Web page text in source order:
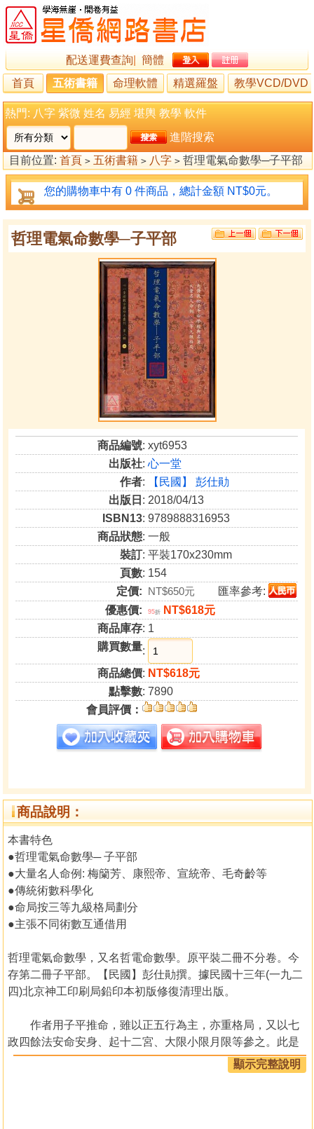
配送運費查詢
簡體
首頁
五術書籍 命理軟體 精選羅盤 教學VCD/DVD
熱門: 八字 紫微 姓名 易經 堪輿 教學 軟件
進階搜索
目前位置: 首頁 > 五術書籍 > 八字 > 哲理電氣命數學─子平部
您的購物車中有 0 件商品，總計金額 NT$0元。
哲理電氣命數學─子平部
商品編號: xyt6953
出版社:心一堂
作者:
【民國】 彭仕勛
出版日 : 2018/04/13
ISBN13: 9789888316953
商品狀態: 一般
裝訂: 平裝170x230mm
頁數: 154
定價: NT$650元
匯率參考:
優惠價:
95折
NT$618元
商品庫存: 1
購買數量:
商品總價: NT$618元
點擊數: 7890
會員評價：
商品說明：
本書特色
●哲理電氣命數學─ 子平部
●大量名人命例: 梅籣芳、康熙帝、宣統帝、毛奇齡等
●傳統術數科學化
●命局按三等九級格局劃分
●主張不同術數互通借用
哲理電氣命數學，又名哲電命數學。原平裝二冊不分卷。今
存第二冊子平部。【民國】彭仕勛撰。據民國十三年(一九二
四)北京神工印刷局鉛印本初版修復清理出版。
作者用子平推命，雖以正五行為主，亦重格局，又以七
政四餘法安命安身、起十二宮、大限小限月限等參之。此是
清代以來術家多用推命之法，入民國後已漸少見。又兼用小
量神煞及長生十二神等，不重納音納甲、龍虎從化。作者看
顯示完整說明